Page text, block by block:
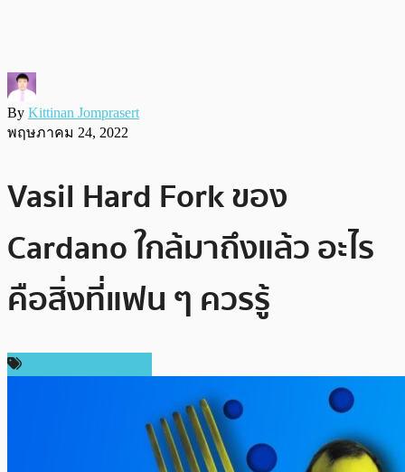
By Kittinan Jomprasert
พฤษภาคม 24, 2022
Vasil Hard Fork ของ
Cardano ใกล้มาถึงแล้ว อะไร
คือสิ่งที่แฟน ๆ ควรรู้